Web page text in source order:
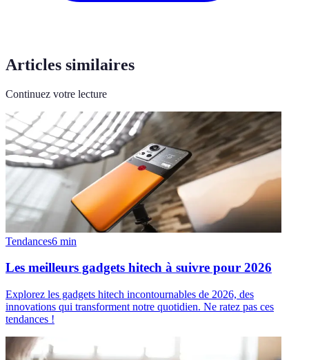
Articles similaires
Continuez votre lecture
Tendances6 min
Les meilleurs gadgets hitech à suivre pour 2026
Explorez les gadgets hitech incontournables de 2026, des
innovations qui transforment notre quotidien. Ne ratez pas ces
tendances !